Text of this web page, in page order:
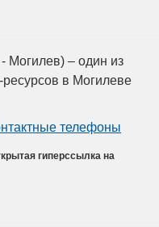
Могилев) – один из
в Могилеве
телефоны
гиперссылка на